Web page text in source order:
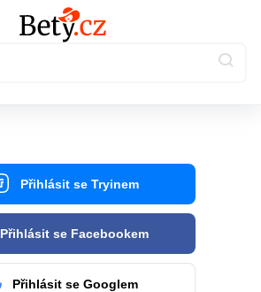
Přihlásit se Tryinem
Přihlásit se Facebookem
Přihlásit se Googlem